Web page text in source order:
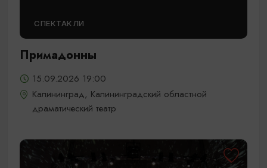
СПЕКТАКЛИ
Примадонны
15.09.2026 19:00
Калининград, Калининградский областной
драматический театр